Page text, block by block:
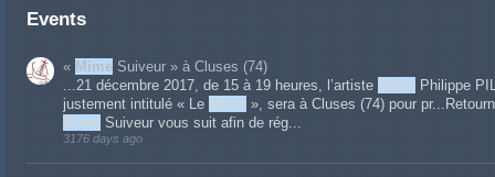
Events
« Mime Suiveur » à Cluses (74)
...21 décembre 2017, de 15 à 19 heures, l’artiste Mime Philippe
justement intitulé « Le Mime », sera à Cluses (74) pour
Mime Suiveur vous suit afin de rég...
3176 days ago